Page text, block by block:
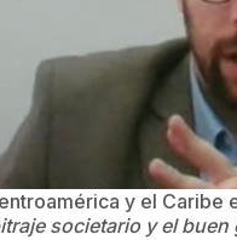
y el Caribe
societario y el